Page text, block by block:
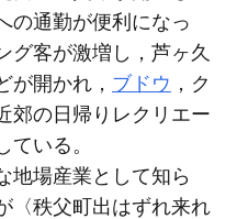
の通勤が便利になっ
グ客が激増し，芦ヶ久
が開かれ， ブドウ ，ク
郊の日帰りレクリエー
ている。
場産業として知ら
〈秩父町出はずれ来れ